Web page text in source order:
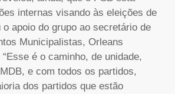
internas visando às eleições de
o apoio do grupo ao secretário de
Municipalistas, Orleans
é o caminho, de unidade,
e com todos os partidos,
dos partidos que estão